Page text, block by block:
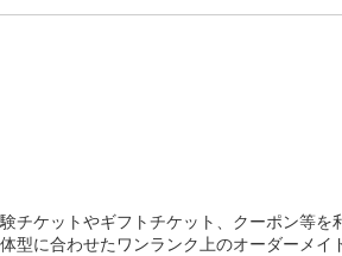
チケットやギフトチケット、クーポン等
型に合わせたワンランク上のオーダーメ